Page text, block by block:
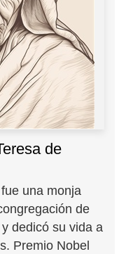
de
una monja
de
dedicó su vida a
Premio Nobel